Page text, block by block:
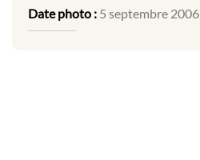
Date photo : 5 septembre 2006